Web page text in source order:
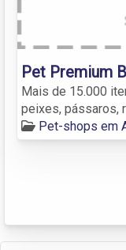
Pet Premium
Mais de 15.000
peixes, pássaros,
Pet-shops em